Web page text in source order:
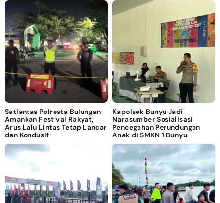
Satlantas Polresta Bulungan
Amankan Festival Rakyat,
Arus Lalu Lintas Tetap Lancar
dan Kondusif
Kapolsek Bunyu Jadi
Narasumber Sosialisasi
Pencegahan Perundungan
Anak di SMKN 1 Bunyu